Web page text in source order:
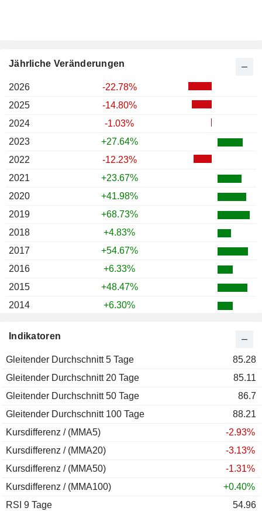
Indikatoren
Gleitender Durchschnitt 5 Tage
85.28
Gleitender Durchschnitt 20 Tage
85.11
Gleitender Durchschnitt 50 Tage
86.7
Gleitender Durchschnitt 100 Tage
88.21
Kursdifferenz / (MMA5)
-2.93%
Kursdifferenz / (MMA20)
-3.13%
Kursdifferenz / (MMA50)
-1.31%
Kursdifferenz / (MMA100)
+0.40%
RSI 9 Tage
54.96
Jährliche Veränderungen
2026
-22.78%
2025
-14.80%
2024
-1.03%
2023
+27.64%
2022
-12.23%
2021
+23.67%
2020
+41.98%
2019
+68.73%
2018
+4.83%
2017
+54.67%
2016
+6.33%
2015
+48.47%
2014
+6.30%
2012
2011
+20.12%
2010
+16.20%
2009
-7.60%
2008
-25.11%
2007
2006
+16.36%
2005
-17.83%
2004
+22.90%
2003